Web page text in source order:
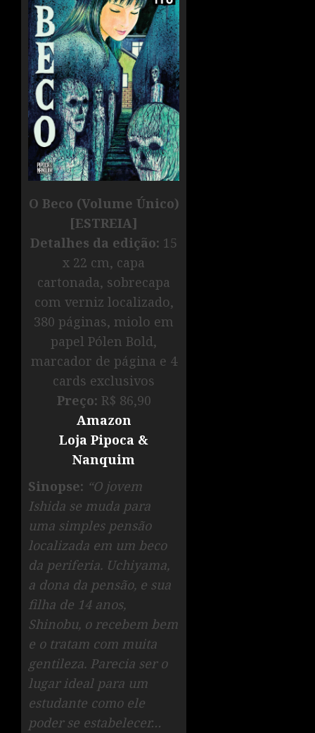
O Beco (Volume Único)
[ESTREIA]
Detalhes da edição: 15
x 22 cm, capa
cartonada, sobrecapa
com verniz localizado,
380 páginas, miolo em
papel Pólen Bold,
marcador de página e 4
cards exclusivos
Preço: R$ 86,90
Amazon
Loja Pipoca &
Nanquim
Sinopse: “O jovem
Ishida se muda para
uma simples pensão
localizada em um beco
da periferia. Uchiyama,
a dona da pensão, e sua
filha de 14 anos,
Shinobu, o recebem bem
e o tratam com muita
gentileza. Parecia ser o
lugar ideal para um
estudante como ele
poder se estabelecer…